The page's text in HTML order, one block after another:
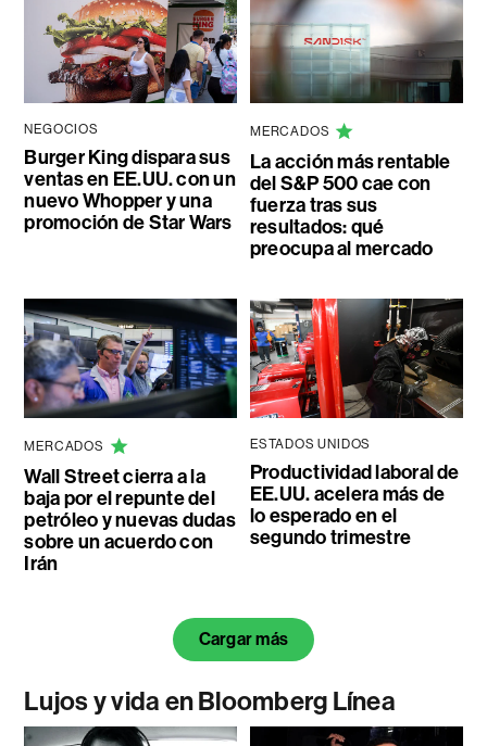
NEGOCIOS
Burger King dispara sus
ventas en EE.UU. con un
nuevo Whopper y una
promoción de Star Wars
MERCADOS
La acción más rentable
del S&P 500 cae con
fuerza tras sus
resultados: qué
preocupa al mercado
MERCADOS
Wall Street cierra a la
baja por el repunte del
petróleo y nuevas dudas
sobre un acuerdo con
Irán
ESTADOS UNIDOS
Productividad laboral de
EE.UU. acelera más de
lo esperado en el
segundo trimestre
Cargar más
Lujos y vida en Bloomberg Línea